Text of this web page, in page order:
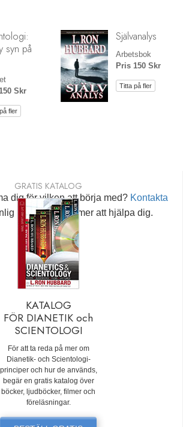
syn på
Skr
fler
Självanalys
Arbetsbok
Pris 150 Skr
Titta på fler
dig för vilken att börja med? Kontakta
rådgivare kommer att hjälpa dig.
GRATIS KATALOG
KATALOG
FÖR DIANETIK och
SCIENTOLOGI
För att ta reda på mer om
Dianetik- och Scientologi-
principer och hur de används,
begär en gratis katalog över
böcker, ljudböcker, filmer och
föreläsningar.